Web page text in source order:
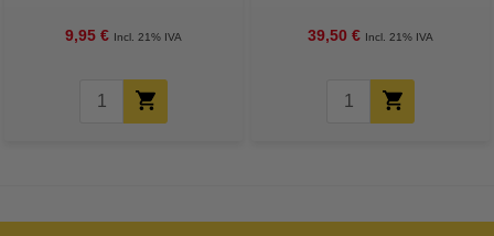
9,95 € Incl. 21% IVA 39,50 € Incl. 21% IVA